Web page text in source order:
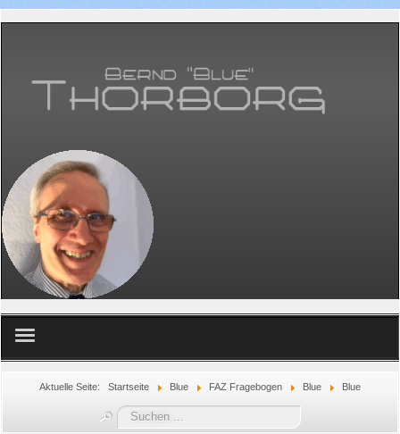
Aktuelle Seite: Startseite Blue FAZ Fragebogen Blue Blue
Suchen
...